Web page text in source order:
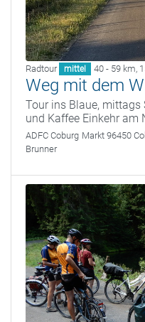
Radtour mittel 40 - 59 km,
Weg mit dem
Tour ins Blaue, mittags
und Kaffee Einkehr am
ADFC Coburg Markt 96450
Brunner